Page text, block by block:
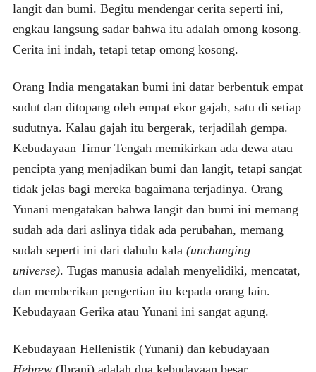
langit dan bumi. Begitu mendengar cerita seperti ini,
engkau langsung sadar bahwa itu adalah omong kosong.
Cerita ini indah, tetapi tetap omong kosong.
Orang India mengatakan bumi ini datar berbentuk empat
sudut dan ditopang oleh empat ekor gajah, satu di setiap
sudutnya. Kalau gajah itu bergerak, terjadilah gempa.
Kebudayaan Timur Tengah memikirkan ada dewa atau
pencipta yang menjadikan bumi dan langit, tetapi sangat
tidak jelas bagi mereka bagaimana terjadinya. Orang
Yunani mengatakan bahwa langit dan bumi ini memang
sudah ada dari aslinya tidak ada perubahan, memang
sudah seperti ini dari dahulu kala (unchanging
universe). Tugas manusia adalah menyelidiki, mencatat,
dan memberikan pengertian itu kepada orang lain.
Kebudayaan Gerika atau Yunani ini sangat agung.
Kebudayaan Hellenistik (Yunani) dan kebudayaan
Hebrew(Ibrani) adalah dua kebudayaan besar